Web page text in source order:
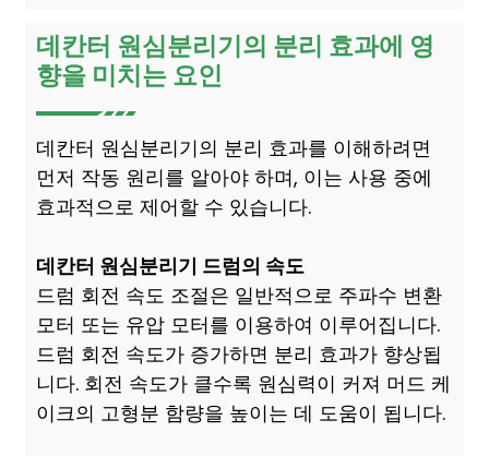
데칸터 원심분리기의 분리 효과에 영
향을 미치는 요인
데칸터 원심분리기의 분리 효과를 이해하려면
먼저 작동 원리를 알아야 하며, 이는 사용 중에
효과적으로 제어할 수 있습니다.
데칸터 원심분리기 드럼의 속도
드럼 회전 속도 조절은 일반적으로 주파수 변환
모터 또는 유압 모터를 이용하여 이루어집니다.
드럼 회전 속도가 증가하면 분리 효과가 향상됩
니다. 회전 속도가 클수록 원심력이 커져 머드 케
이크의 고형분 함량을 높이는 데 도움이 됩니다.